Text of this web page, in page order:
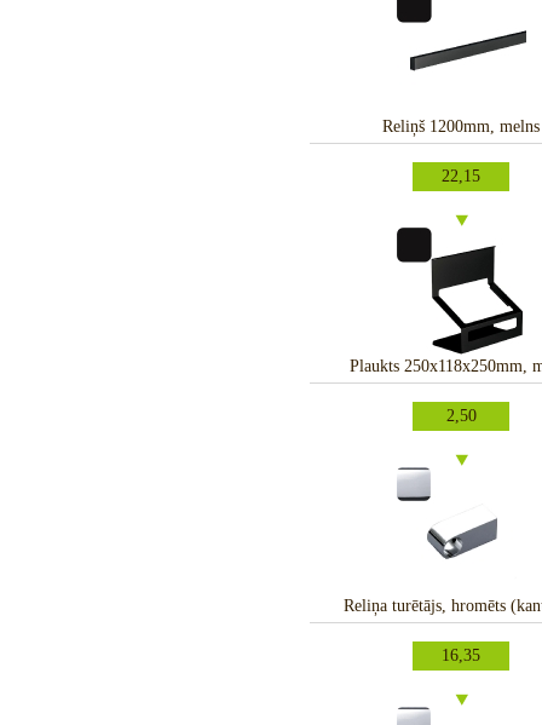
Reliņš 1200mm, melns
22,15
Plaukts 250x118x250mm,
2,50
Reliņa turētājs, hromēts
16,35